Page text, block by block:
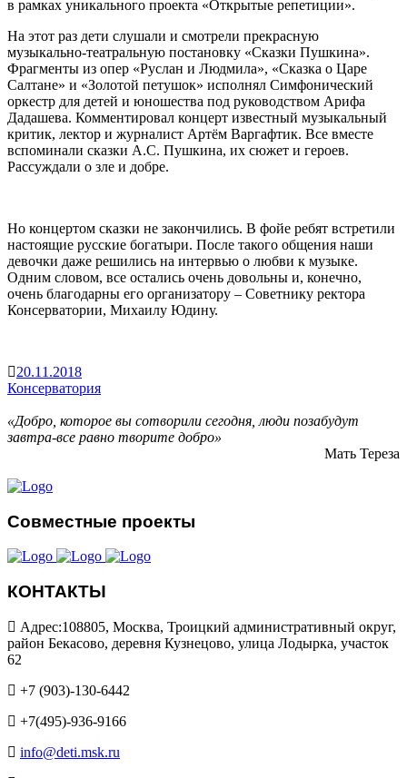
в рамках уникального проекта «Открытые репетиции».
На этот раз дети слушали и смотрели прекрасную
музыкально-театральную постановку «Сказки Пушкина».
Фрагменты из опер «Руслан и Людмила», «Сказка о Царе
Салтане» и «Золотой петушок» исполнял Симфонический
оркестр для детей и юношества под руководством Арифа
Дадашева. Комментировал концерт известный музыкальный
критик, лектор и журналист Артём Варгафтик. Все вместе
вспоминали сказки А.С. Пушкина, их сюжет и героев.
Рассуждали о зле и добре.
Но концертом сказки не закончились. В фойе ребят встретили
настоящие русские богатыри. После такого общения наши
девочки даже решились на интервью о любви к музыке.
Одним словом, все остались очень довольны и, конечно,
очень благодарны его организатору – Советнику ректора
Консерватории, Михаилу Юдину.
20.11.2018
Консерватория
«Добро, которое вы сотворили сегодня, люди позабудут
завтра-все равно творите добро»
Мать Тереза
Совместные проекты
КОНТАКТЫ
Адрес:108805, Москва, Троицкий административный округ,
район Бекасово, деревня Кузнецово, улица Лодырка, участок
62
+7 (903)-130-6442
+7(495)-936-9166
info@deti.msk.ru